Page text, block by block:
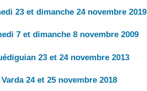
23 et dimanche 24 novembre 2019
7 et dimanche 8 novembre 2009
23 et 24 novembre 2013
24 et 25 novembre 2018